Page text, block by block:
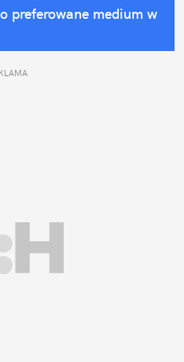
preferowane medium w